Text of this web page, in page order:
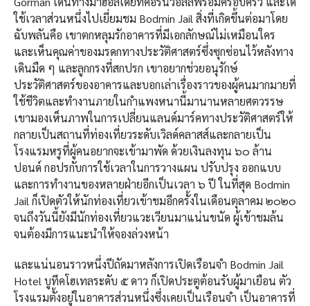
ใช้เวลาส่วนหนึ่งไปเยี่ยมชม Bodmin Jail สิ่งที่เกิดขึ้นต่อมาโดย
ฉับพลันคือ เขาตกหลุมรักอาคารที่มีเอกลักษณ์ไม่เหมือนใคร
และเห็นคุณค่าของมรดกทางประวัติศาสตร์ซึ่งซุกซ่อนไว้หลังทาง
เดินมืด ๆ และลูกกรงที่สกปรก เขาอยากช่วยอนุรักษ์
ประวัติศาสตร์ของอาคารและบอกเล่าเรื่องราวของผู้คนมากมายที่
ใช้ชีวิตและทำงานภายในกำแพงหนานี้มานานหลายศตวรรษ
เขามองเห็นภาพในการเปลี่ยนแลนด์มาร์คทางประวัติศาสตร์ให้
กลายเป็นสถานที่ท่องเที่ยวระดับเวิลด์คลาสส์และกลายเป็น
โรงแรมหรูที่ผู้คนอยากจะเข้ามาพัด ด้วยเงินลงทุน ๖๐ ล้าน
ปอนด์ กอปรกับการใช้เวลาในการวางแผน ปรับปรุง ออกแบบ
และการทำงานของหลายฝ่ายอีกเป็นเวลา ๖ ปี ในที่สุด Bodmin
Jail ก็เปิดตัวให้นักท่องเที่ยวเข้าชมอีกครั้งในเดือนตุลาคม ๒๐๒๐
จนถึงวันนี้ยังมีนักท่องเที่ยวแวะเวียนมาแน่นขนัด ผู้เข้าชมล้น
จนต้องมีการแนะนำให้จองล่วงหน้า
และแน่นอนราวหนึ่งปีถัดมาหลังการเปิดเรือนจำ Bodmin Jail
Hotel บูทีคโฮเทลระดับ ๕ ดาว ก็เปิดประตูต้อนรับผู้มาเยือน ตัว
โรงแรมตั้งอยู่ในอาคารส่วนหนึ่งซึ่งเคยเป็นเรือนจำ เป็นอาคารที่